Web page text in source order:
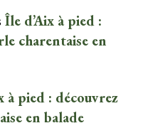
Île d’Aix à pied :
charentaise en
à pied : découvrez
en balade